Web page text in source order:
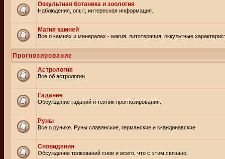
Оккультная ботаника и зоология
Наблюдения, опыт, интересная информация.
Магия камней
Все о камнях и минералах - магия, литотерапия, оккультные
Прогнозирование
Астрология
Все об астрологии.
Гадание
Обсуждение гаданий и техник прогнозирования.
Руны
Все о рунике. Руны славянские, германские и скандинавские.
Сновидения
Обсуждение толкований снов и всего, что с этим связано.